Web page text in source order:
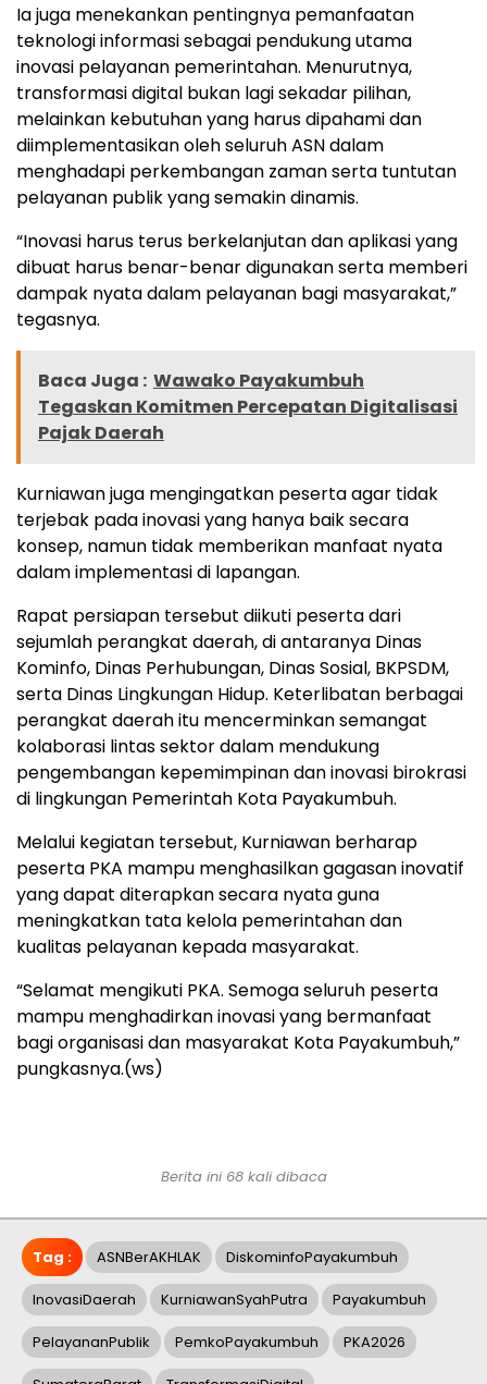
Ia juga menekankan pentingnya pemanfaatan
teknologi informasi sebagai pendukung utama
inovasi pelayanan pemerintahan. Menurutnya,
transformasi digital bukan lagi sekadar pilihan,
melainkan kebutuhan yang harus dipahami dan
diimplementasikan oleh seluruh ASN dalam
menghadapi perkembangan zaman serta tuntutan
pelayanan publik yang semakin dinamis.
“Inovasi harus terus berkelanjutan dan aplikasi yang
dibuat harus benar-benar digunakan serta memberi
dampak nyata dalam pelayanan bagi masyarakat,”
tegasnya.
Baca Juga : Wawako Payakumbuh
Tegaskan Komitmen Percepatan Digitalisasi
Pajak Daerah
Kurniawan juga mengingatkan peserta agar tidak
terjebak pada inovasi yang hanya baik secara
konsep, namun tidak memberikan manfaat nyata
dalam implementasi di lapangan.
Rapat persiapan tersebut diikuti peserta dari
sejumlah perangkat daerah, di antaranya Dinas
Kominfo, Dinas Perhubungan, Dinas Sosial, BKPSDM,
serta Dinas Lingkungan Hidup. Keterlibatan berbagai
perangkat daerah itu mencerminkan semangat
kolaborasi lintas sektor dalam mendukung
pengembangan kepemimpinan dan inovasi birokrasi
di lingkungan Pemerintah Kota Payakumbuh.
Melalui kegiatan tersebut, Kurniawan berharap
peserta PKA mampu menghasilkan gagasan inovatif
yang dapat diterapkan secara nyata guna
meningkatkan tata kelola pemerintahan dan
kualitas pelayanan kepada masyarakat.
“Selamat mengikuti PKA. Semoga seluruh peserta
mampu menghadirkan inovasi yang bermanfaat
bagi organisasi dan masyarakat Kota Payakumbuh,”
pungkasnya.(ws)
Berita ini 68 kali dibaca
Tag : ASNBerAKHLAK DiskominfoPayakumbuh
InovasiDaerah KurniawanSyahPutra Payakumbuh
PelayananPublik PemkoPayakumbuh PKA2026